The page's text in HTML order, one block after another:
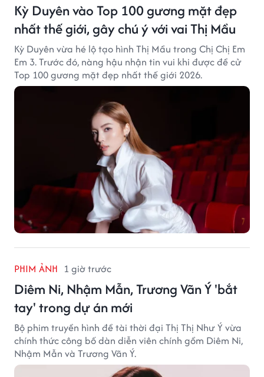
Kỳ Duyên vào Top 100 gương mặt đẹp
nhất thế giới, gây chú ý với vai Thị Mầu
Kỳ Duyên vừa hé lộ tạo hình Thị Mầu trong Chị Chị Em
Em 3. Trước đó, nàng hậu nhận tin vui khi được đề cử
Top 100 gương mặt đẹp nhất thế giới 2026.
PHIM ẢNH 1 giờ trước
Diêm Ni, Nhậm Mẫn, Trương Vãn Ý 'bắt
tay' trong dự án mới
Bộ phim truyền hình đề tài thời đại Thị Thị Như Ý vừa
chính thức công bố dàn diễn viên chính gồm Diêm Ni,
Nhậm Mẫn và Trương Vãn Ý.